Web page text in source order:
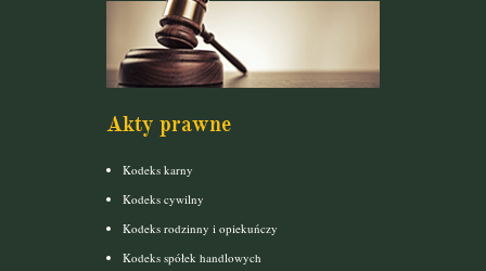
Akty prawne
Kodeks karny
Kodeks cywilny
Kodeks rodzinny i opiekuńczy
Kodeks spółek handlowych